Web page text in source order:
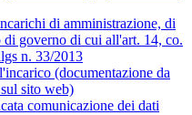
di amministrazione, di
di governo di cui all'art. 14, co.
n. 33/2013
(documentazione da
sito web)
comunicazione dei dati